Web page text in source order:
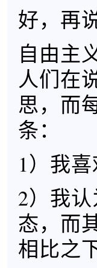
好，再
自由主
人们在
思，而
条：
1）我喜
2）我
态，而
相比之